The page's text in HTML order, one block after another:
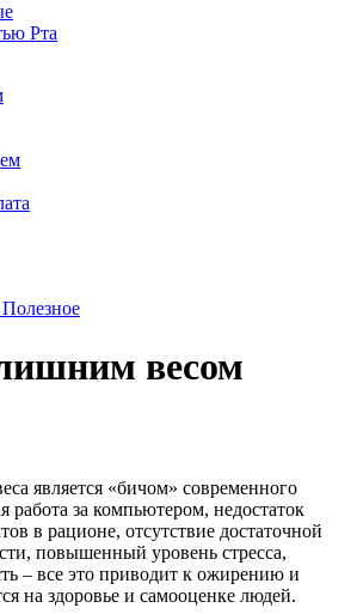
Рта
весом
является «бичом» современного
работа за компьютером, недостаток
в рационе, отсутствие достаточной
повышенный уровень стресса,
– все это приводит к ожирению и
на здоровье и самооценке людей.